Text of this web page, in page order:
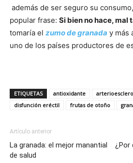
además de ser seguro su
popular frase: Si bien no hace, mal
tomaría el zumo de granada y más
uno de los países productores de
ETIQUETAS antioxidante
disfunción eréctil
frutas de otoño
Artículo anterior
La granada: el mejor manantial
de salud
¿Por